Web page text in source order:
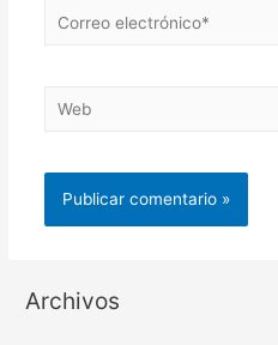
Correo
Web
Archivos